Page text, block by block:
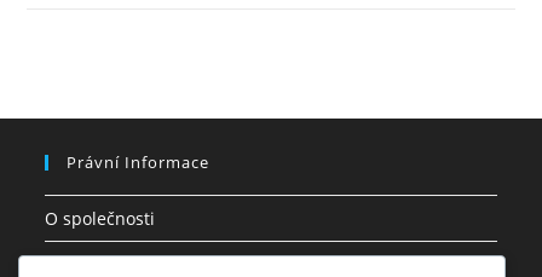
Právní Informace
O společnosti